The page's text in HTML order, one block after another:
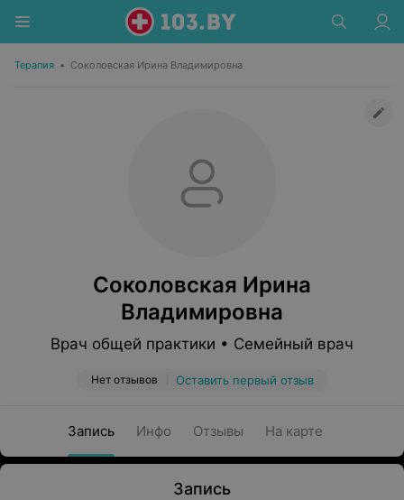
Терапия • Соколовская Ирина Владимировна
Соколовская Ирина
Владимировна
Врач общей практики • Семейный врач
Нет отзывов Оставить первый отзыв
Запись Инфо Отзывы На карте
Запись